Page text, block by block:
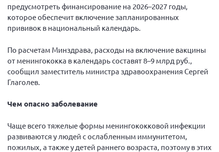
предусмотреть финансирование на 2026–2027 годы,
которое обеспечит включение запланированных
прививок в национальный календарь.
По расчетам Минздрава, расходы на включение вакцины
от менингококка в календарь составят 8–9 млрд руб.,
сообщил заместитель министра здравоохранения Сергей
Глаголев.
Чем опасно заболевание
Чаще всего тяжелые формы менингококковой инфекции
развиваются у людей с ослабленным иммунитетом,
пожилых, а также у детей раннего возраста, поэтому в этих